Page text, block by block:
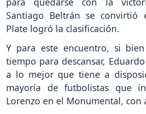
Santiago Beltrán se convirtió
Plate logró la clasificación.
Y para este encuentro, si
tiempo para descansar,
a lo mejor que tiene a
mayoría de futbolistas que
Lorenzo en el Monumental, con